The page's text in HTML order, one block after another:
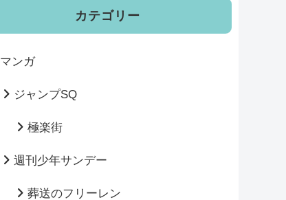
カテゴリー
マンガ
ジャンプSQ
極楽街
週刊少年サンデー
葬送のフリーレン